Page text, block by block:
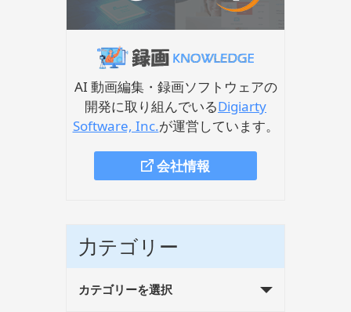
AI 動画編集・録画ソフトウェアの
開発に取り組んでいるDigiarty
Software, Inc.が運営しています。
会社情報
力テゴリー
カテゴリーを選択